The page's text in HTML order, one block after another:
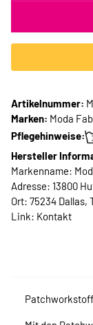
Artikelnummer:
Marken: Moda
Pflegehinweise:
Hersteller
Markenname:
Adresse: 13800
Ort: 75234 Dallas,
Link: Kontakt